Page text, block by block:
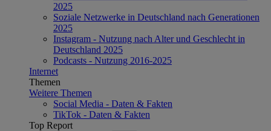
2025
Soziale Netzwerke in Deutschland nach Generationen
2025
Instagram - Nutzung nach Alter und Geschlecht in
Deutschland 2025
Podcasts - Nutzung 2016-2025
Internet
Themen
Weitere Themen
Social Media - Daten & Fakten
TikTok - Daten & Fakten
Top Report